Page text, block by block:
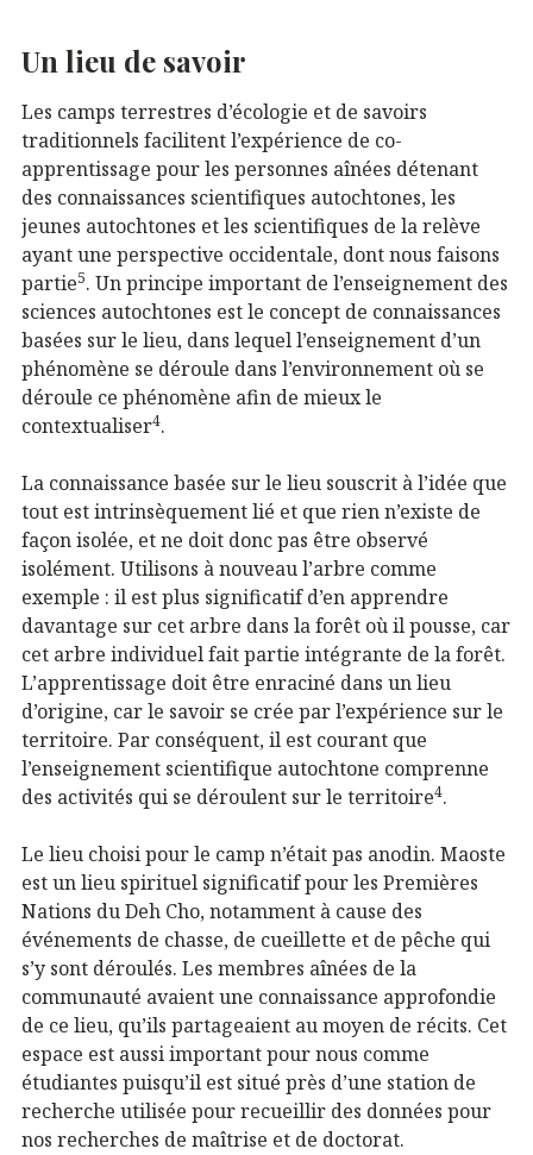
Un lieu de savoir
Les camps terrestres d’écologie et de savoirs
traditionnels facilitent l’expérience de co-
apprentissage pour les personnes aînées détenant
des connaissances scientifiques autochtones, les
jeunes autochtones et les scientifiques de la relève
ayant une perspective occidentale, dont nous faisons
partie5. Un principe important de l’enseignement des
sciences autochtones est le concept de connaissances
basées sur le lieu, dans lequel l’enseignement d’un
phénomène se déroule dans l’environnement où se
déroule ce phénomène afin de mieux le
contextualiser4.
La connaissance basée sur le lieu souscrit à l’idée que
tout est intrinsèquement lié et que rien n’existe de
façon isolée, et ne doit donc pas être observé
isolément. Utilisons à nouveau l’arbre comme
exemple : il est plus significatif d’en apprendre
davantage sur cet arbre dans la forêt où il pousse, car
cet arbre individuel fait partie intégrante de la forêt.
L’apprentissage doit être enraciné dans un lieu
d’origine, car le savoir se crée par l’expérience sur le
territoire. Par conséquent, il est courant que
l’enseignement scientifique autochtone comprenne
des activités qui se déroulent sur le territoire4.
Le lieu choisi pour le camp n’était pas anodin. Maoste
est un lieu spirituel significatif pour les Premières
Nations du Deh Cho, notamment à cause des
événements de chasse, de cueillette et de pêche qui
s’y sont déroulés. Les membres aînées de la
communauté avaient une connaissance approfondie
de ce lieu, qu’ils partageaient au moyen de récits. Cet
espace est aussi important pour nous comme
étudiantes puisqu’il est situé près d’une station de
recherche utilisée pour recueillir des données pour
nos recherches de maîtrise et de doctorat.